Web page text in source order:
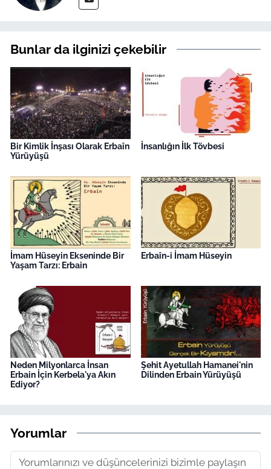
Bunlar da ilginizi çekebilir
Bir Kimlik İnşası Olarak Erbaîn
Yürüyüşü
İnsanlığın İlk Tövbesi
İmam Hüseyin Ekseninde Bir
Yaşam Tarzı: Erbain
Erbaîn-i İmam Hüseyin
Neden Milyonlarca İnsan
Erbain İçin Kerbela'ya Akın
Ediyor?
Şehit Ayetullah Hamanei'nin
Dilinden Erbain Yürüyüşü
Yorumlar